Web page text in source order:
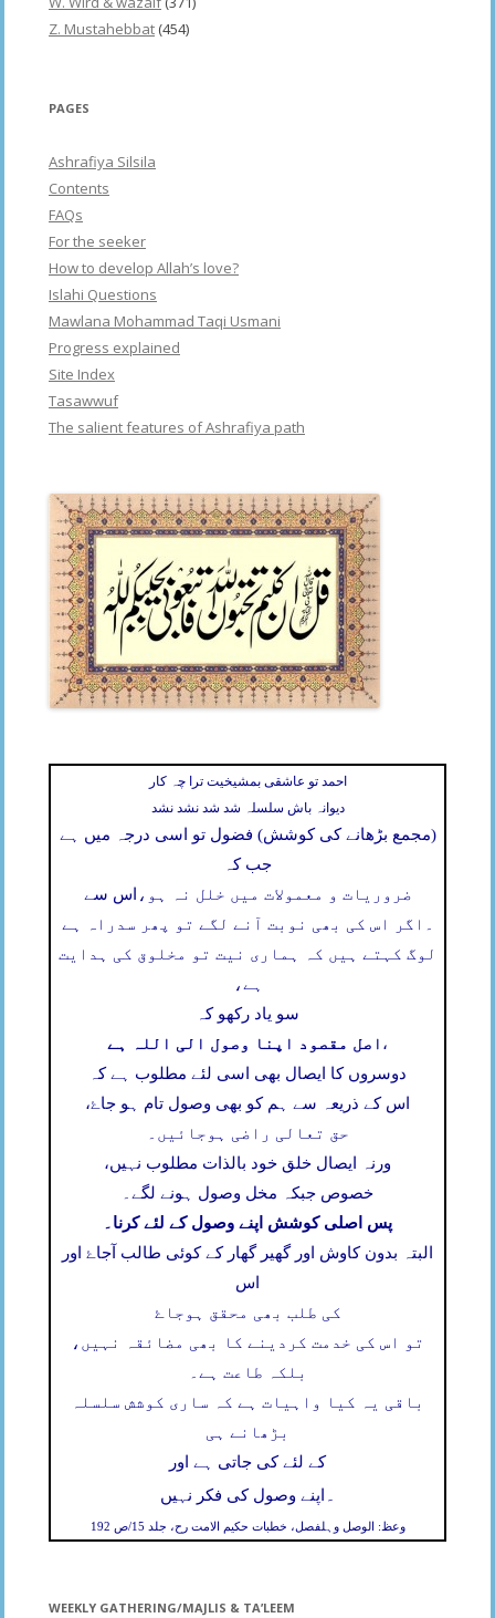
Z. Mustahebbat (454)
PAGES
Ashrafiya Silsila
Contents
FAQs
For the seeker
How to develop Allah’s love?
Islahi Questions
Mawlana Mohammad Taqi Usmani
Progress explained
Site Index
Tasawwuf
The salient features of Ashrafiya path
احمد تو عاشقی بمشیخیت ترا چہ کار
دیوانہ باش سلسلہ شد شد نشد نشد
(مجمع بڑھانے کی کوشش) فضول تو اسی درجہ میں ہے
جب کہ
اس سے ضروریات و معمولات میں خلل نہ ہو،
اگر اس کی بھی نوبت آنے لگے تو پھر سدراہ ہے
لوگ کہتے ہیں کہ ہماری نیت تو مخلوق کی ہدایت
ہے،
سو یاد رکھو کہ
اصل مقصود اپنا وصول الی اللہ ہے ،
دوسروں کا ایصال بھی اسی لئے مطلوب ہے کہ
اس کے ذریعہ سے ہم کو بھی وصول تام ہو جاۓ،
حق تعالی راضی ہوجائیں۔
ورنہ ایصال خلق خود بالذات مطلوب نہیں،
خصوص جبکہ مخل وصول ہونے لگے۔
پس اصلی کوشش اپنے وصول کے لئے کرنا۔
البتہ بدون کاوش اور گھیر گھار کے کوئی طالب آجاۓ اور
اس
کی طلب بھی محقق ہوجاۓ
تو اس کی خدمت کردینے کا بھی مضائقہ نہیں،
بلکہ طاعت ہے۔
باقی یہ کیا واہیات ہے کہ ساری کوشش سلسلہ
بڑھانے ہی
کے لئے کی جاتی ہے اور
اپنے وصول کی فکر نہیں ۔
وعظ: الوصل وہلفصل، خطبات حکیم الامت رح، جلد 15/ص 192
WEEKLY GATHERING/MAJLIS & TA’LEEM